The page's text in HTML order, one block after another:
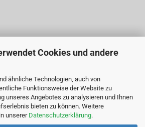
Cookies und andere
ähnliche Technologien, auch von
Funktionsweise der Website zu
unseres Angebotes zu analysieren und Ihnen
bieten zu können. Weitere
unserer Datenschutzerklärung.